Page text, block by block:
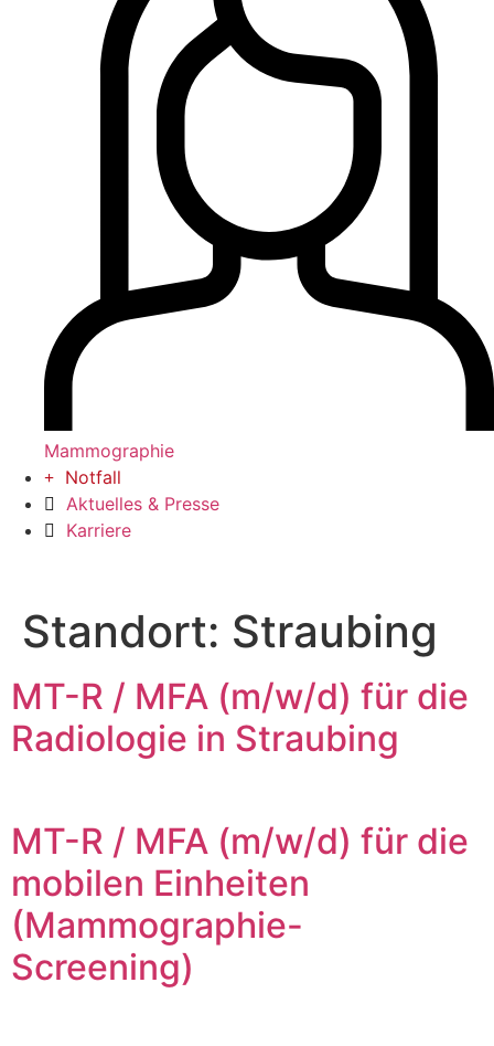
Mammographie
Notfall
Aktuelles & Presse
Karriere
Standort: Straubing
MT-R / MFA (m/w/d) für die
Radiologie in Straubing
MT-R / MFA (m/w/d) für die
mobilen Einheiten
(Mammographie-
Screening)